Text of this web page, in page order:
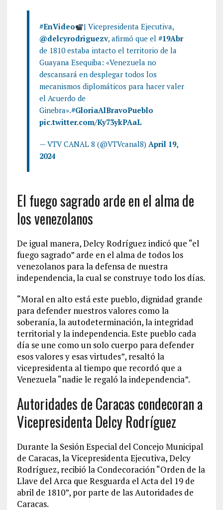
#EnVideo
| Vicepresidenta Ejecutiva,
@delcyrodriguezv, afirmó que el #19Abr
de 1810 estaba intacto el territorio de la
Guayana Esequiba: «Venezuela no
descansará en desplegar todos los
mecanismos diplomáticos para hacer valer
el Acuerdo de
Ginebra».#GloriaAlBravoPueblo
pic.twitter.com/Ky73ykPAaL
— VTV CANAL 8 (@VTVcanal8) April 19,
2024
El fuego sagrado arde en el alma de
los venezolanos
De igual manera, Delcy Rodríguez indicó que “el
fuego sagrado” arde en el alma de todos los
venezolanos para la defensa de nuestra
independencia, la cual se construye todo los días.
“Moral en alto está este pueblo, dignidad grande
para defender nuestros valores como la
soberanía, la autodeterminación, la integridad
territorial y la independencia. Este pueblo cada
día se une como un solo cuerpo para defender
esos valores y esas virtudes”, resaltó la
vicepresidenta al tiempo que recordó que a
Venezuela “nadie le regaló la independencia”.
Autoridades de Caracas condecoran a
Vicepresidenta Delcy Rodríguez
Durante la Sesión Especial del Concejo Municipal
de Caracas, la Vicepresidenta Ejecutiva, Delcy
Rodríguez, recibió la Condecoración “Orden de la
Llave del Arca que Resguarda el Acta del 19 de
abril de 1810”, por parte de las Autoridades de
Caracas.